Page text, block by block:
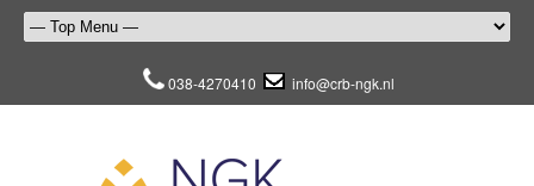
038-4270410 info@crb-ngk.nl